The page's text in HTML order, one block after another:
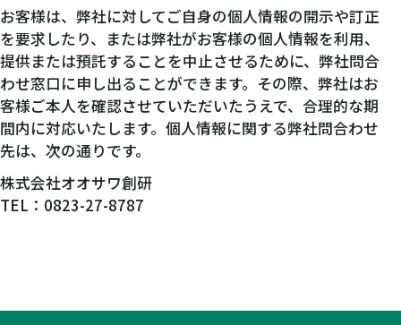
お客様は、弊社に対してご自身の個人情報の開示や訂正
を要求したり、または弊社がお客様の個人情報を利用、
提供または預託することを中止させるために、弊社問合
わせ窓口に申し出ることができます。その際、弊社はお
客様ご本人を確認させていただいたうえで、合理的な期
間内に対応いたします。個人情報に関する弊社問合わせ
先は、次の通りです。
株式会社オオサワ創研
TEL：0823-27-8787